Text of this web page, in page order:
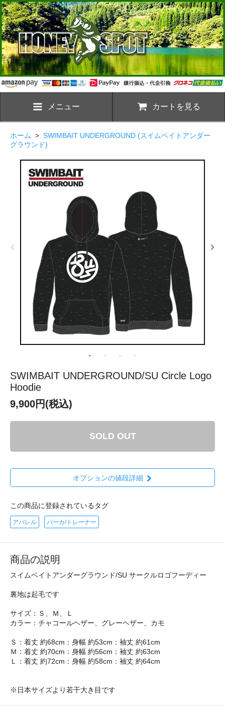
メニュー カートを見る
ホーム > SWIMBAIT UNDERGROUND (スイムベイトアンダー
グラウンド)
SWIMBAIT UNDERGROUND/SU Circle Logo
Hoodie
9,900円(税込)
SOLD OUT
オプションの値段詳細
この商品に登録されているタグ
アパレル パーカ/トレーナー
商品の説明
スイムベイトアンダーグラウンド/SU サークルロゴフーディー
裏地は起毛です
サイズ：Ｓ、Ｍ、Ｌ
カラー：チャコールヘザー、グレーヘザー、カモ
Ｓ：着丈 約68cm：身幅 約53cm：袖丈 約61cm
Ｍ：着丈 約70cm：身幅 約56cm：袖丈 約63cm
Ｌ：着丈 約72cm：身幅 約58cm：袖丈 約64cm
※日本サイズより若干大き目です